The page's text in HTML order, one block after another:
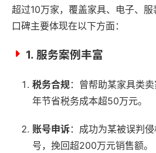
超过10万家，覆盖家具、电子、
口碑主要体现在以下方面：
1. 服务案例丰富
税务合规：曾帮助某家具类卖
年节省税务成本超50万元。
账号申诉：成功为某被误判
号，挽回超200万元销售额。